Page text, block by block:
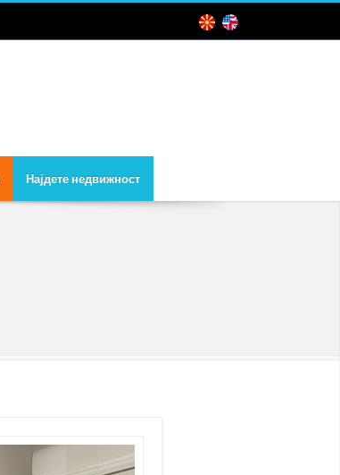
Најдете недвижност